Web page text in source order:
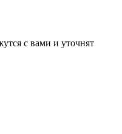
с вами и уточнят